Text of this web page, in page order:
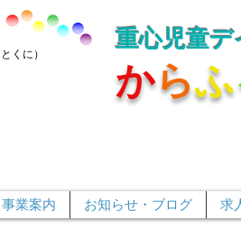
とくに）
重心児童デ
からふ
事業案内 お知らせ・ブログ 求